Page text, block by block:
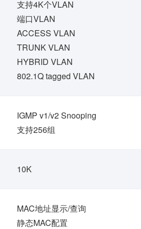
支持4K个VLAN
端口VLAN
ACCESS VLAN
TRUNK VLAN
HYBRID VLAN
802.1Q tagged VLAN
IGMP v1/v2 Snooping
支持256组
10K
MAC地址显示/查询
静态MAC配置